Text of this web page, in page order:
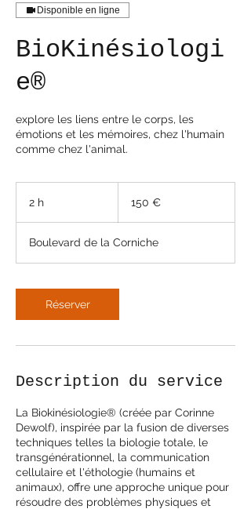
Disponible en ligne
BioKinésiologi
e®
explore les liens entre le corps, les
émotions et les mémoires, chez l'humain
comme chez l'animal.
2 h 150 €
Boulevard de la Corniche
Réserver
Description du service
La Biokinésiologie® (créée par Corinne
Dewolf), inspirée par la fusion de diverses
techniques telles la biologie totale, le
transgénérationnel, la communication
cellulaire et l'éthologie (humains et
animaux), offre une approche unique pour
résoudre des problèmes physiques et